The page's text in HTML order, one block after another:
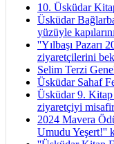
10. Üsküdar
Üsküdar
yüzüyle
''Yılbaşı Pazarı
ziyaretçilerini
Selim Terzi
Üsküdar Sahaf
Üsküdar 9. Kitap
ziyaretçiyi
2024 Mavera
Umudu Yeşert!''